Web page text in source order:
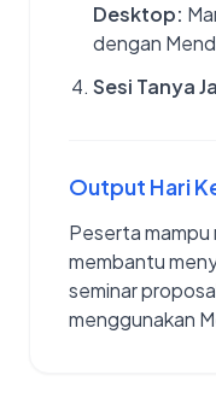
Desktop:
dengan
Sesi Tanya
Output Hari
Peserta
membantu
seminar
menggunakan